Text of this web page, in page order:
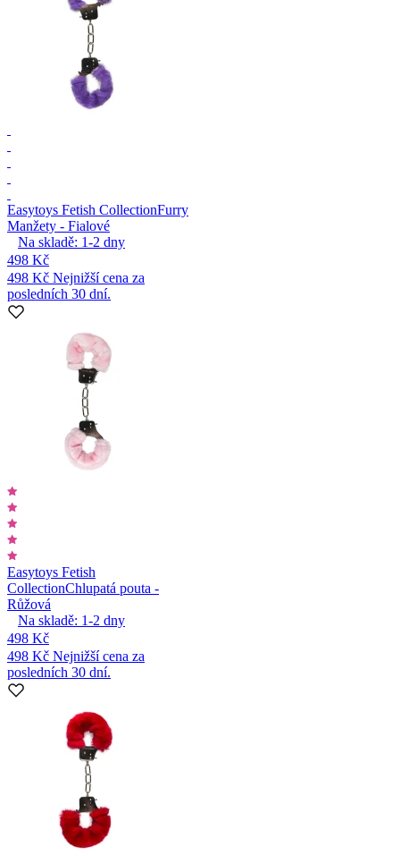
Easytoys Fetish CollectionFurry
Manžety - Fialové
Na skladě: 1-2 dny
498 Kč
498 Kč Nejnižší cena za
posledních 30 dní.
Easytoys Fetish
CollectionChlupatá pouta -
Růžová
Na skladě: 1-2 dny
498 Kč
498 Kč Nejnižší cena za
posledních 30 dní.